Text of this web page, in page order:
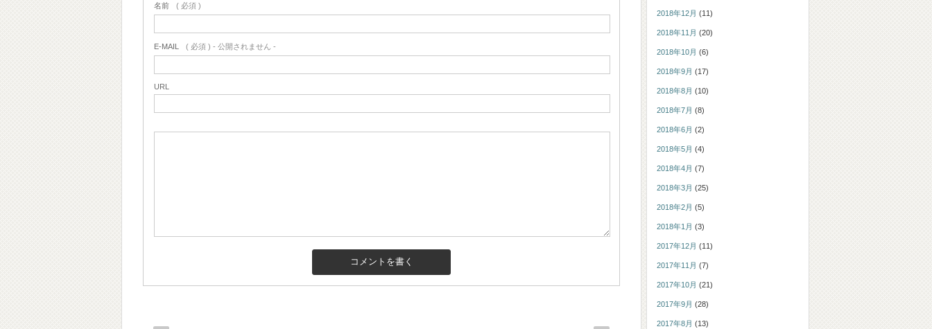
名前 ( 必須 )
E-MAIL ( 必須 ) - 公開されません -
URL
2018年12月 (11)
2018年11月 (20)
2018年10月 (6)
2018年9月 (17)
2018年8月 (10)
2018年7月 (8)
2018年6月 (2)
2018年5月 (4)
2018年4月 (7)
2018年3月 (25)
2018年2月 (5)
2018年1月 (3)
2017年12月 (11)
2017年11月 (7)
2017年10月 (21)
2017年9月 (28)
2017年8月 (13)